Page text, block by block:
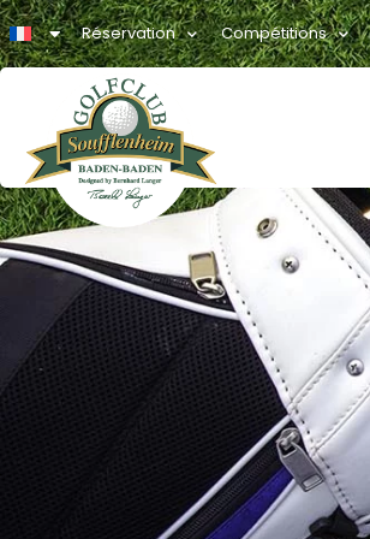
Réservation Compétitions